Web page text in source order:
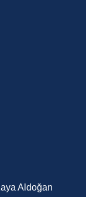
Aldoğan